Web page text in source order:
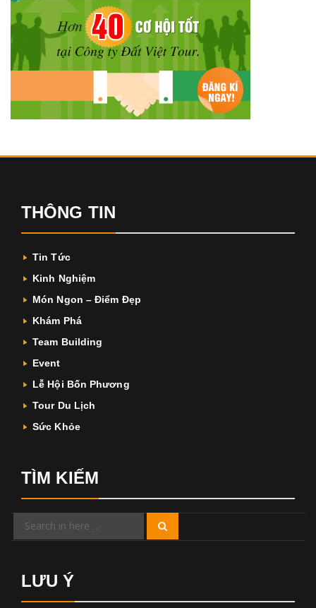
THÔNG TIN
Tin Tức
Kinh Nghiệm
Món Ngon – Điểm Đẹp
Khám Phá
Team Building
Event
Lễ Hội Bốn Phương
Tour Du Lịch
Sức Khỏe
TÌM KIẾM
Search
LƯU Ý